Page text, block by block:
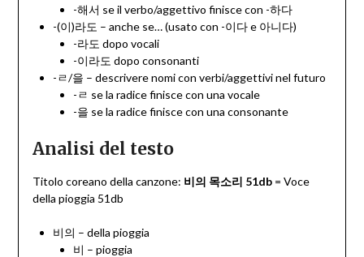
-해서 se il verbo/aggettivo finisce con -하다
-(이)라도 – anche se… (usato con -이다 e 아니다)
-라도 dopo vocali
-이라도 dopo consonanti
-ㄹ/을 – descrivere nomi con verbi/aggettivi nel futuro
-ㄹ se la radice finisce con una vocale
-을 se la radice finisce con una consonante
Analisi del testo
Titolo coreano della canzone: 비의 목소리 51db= Voce
della pioggia 51db
비의 – della pioggia
비 – pioggia